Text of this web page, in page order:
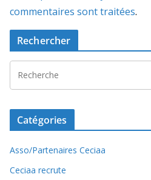
commentaires sont traitées.
Rechercher
Catégories
Asso/Partenaires Ceciaa
Ceciaa recrute